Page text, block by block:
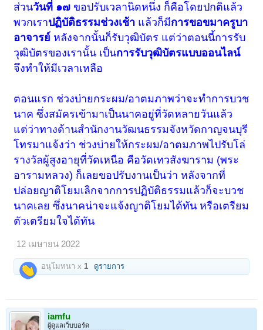
ส่วนวันที่ ๑๗ ขอปรับเวลานิดหนึ่ง ก็คือโดยปกติแล้ว
พวกเราปฏิบัติธรรมช่วงเช้า แล้วก็มีการขอขมาครูบา
อาจารย์ หลังจากนั้นก็รับวุฒิบัตร แต่ว่าตอนนี้การรับ
วุฒิบัตรของเรานั้น เป็นการรับวุฒิบัตรแบบออนไลน์
จึงทำให้มีเวลาเหลือ
ตอนแรก ช่วงบ่ายกระผม/อาตมภาพว่าจะทำการบวช
นาค ซึ่งสมัครเข้ามาเป็นนาคอยู่ที่วัดหลายวันแล้ว
แต่ว่าทางด้านสำนักงานวัฒนธรรมจังหวัดกาญจนบุรี
โทรมาแจ้งว่า ช่วงบ่ายให้กระผม/อาตมภาพไปรับโล่
รางวัลผู้สูงอายุที่วัดเหนือ คือวัดเทวสังฆาราม (พระ
อารามหลวง) ก็เลยขอปรับงานเป็นว่า หลังจากที่
ปล่อยญาติโยมเลิกจากการปฏิบัติธรรมแล้วก็จะบวช
นาคเลย ซึ่งนาคน่าจะแจ้งญาติโยมได้ทัน หรือเตรียม
ตัวเตรียมใจได้ทัน
12 เมษายน 2022
อนุโมทนา x 1 ดูรายการ
iamfu
ผู้ดูแลเว็บบอร์ด